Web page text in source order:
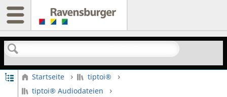
Suchen
Globale Hierarchie auf- und zuklappen
Startseite
tiptoi®
tiptoi® Audiodateien